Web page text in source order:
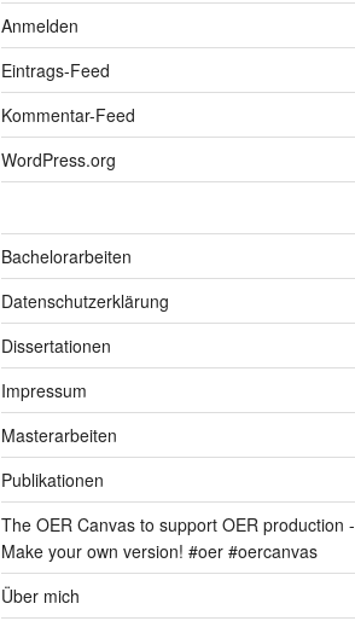
Anmelden
Eintrags-Feed
Kommentar-Feed
WordPress.org
Bachelorarbeiten
Datenschutzerklärung
Dissertationen
Impressum
Masterarbeiten
Publikationen
The OER Canvas to support OER production -
Make your own version! #oer #oercanvas
Über mich